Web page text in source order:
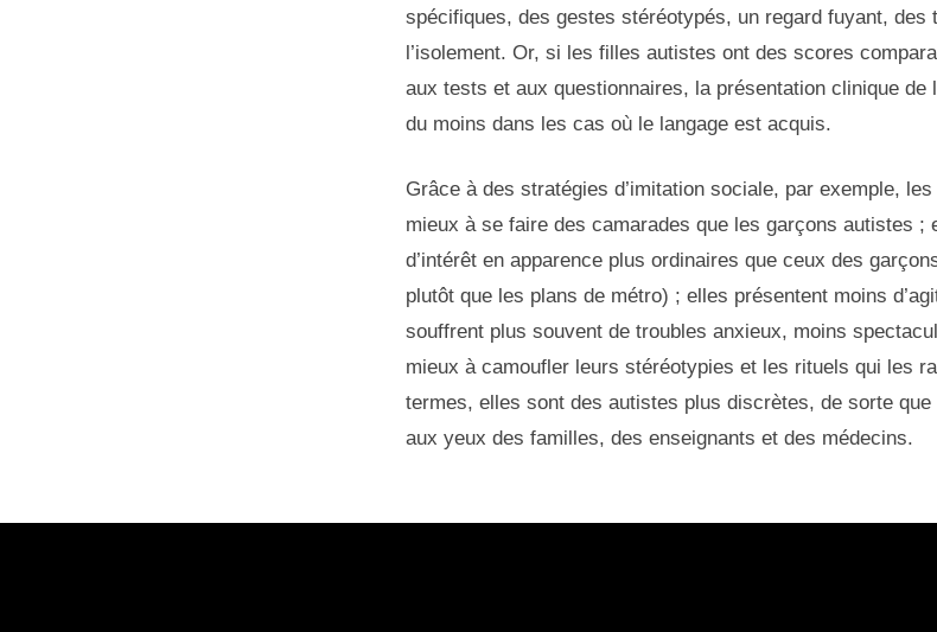
spécifiques, des gestes stéréotypés, un regard fuyant, des
l’isolement. Or, si les filles autistes ont des scores
aux tests et aux questionnaires, la présentation clinique de
du moins dans les cas où le langage est acquis.
Grâce à des stratégies d’imitation sociale, par exemple,
mieux à se faire des camarades que les garçons autistes ;
d’intérêt en apparence plus ordinaires que ceux des
plutôt que les plans de métro) ; elles présentent moins
souffrent plus souvent de troubles anxieux, moins
mieux à camoufler leurs stéréotypies et les rituels qui les
termes, elles sont des autistes plus discrètes, de sorte
aux yeux des familles, des enseignants et des médecins.